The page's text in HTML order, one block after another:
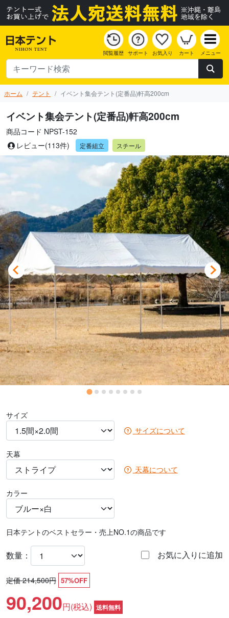
閲覧履歴 サポート お気入り カート メニュー
ホーム テント イベント集会テント(定番品)軒高200cm
イベント集会テント(定番品)軒高200cm
商品コード NPST-152
レビュー(113件)
サイズ
サイズについて
天幕
天幕について
カラー
日本テントのベストセラー・売上NO.1の商品です
数量： お気に入りに追加
定価 214,500円 57%OFF
90,200円(税込) 送料無料